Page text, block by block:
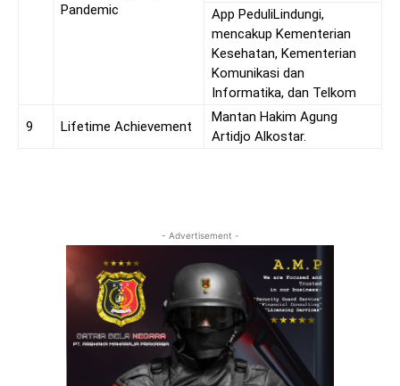
Pandemic
App PeduliLindungi,
mencakup Kementerian
Kesehatan, Kementerian
Komunikasi dan
Informatika, dan Telkom
9 Lifetime Achievement
Mantan Hakim Agung
Artidjo Alkostar.
- Advertisement -